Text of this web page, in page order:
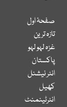
صفحۂ اول
تازہ ترین
غزہ لہو لہو
پاکستان
انٹر نیشنل
کھیل
انٹرٹینمنٹ